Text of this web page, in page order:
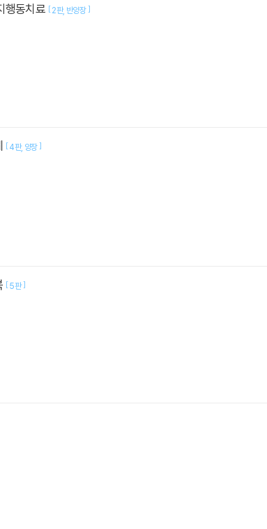
인지행동치료 [2판 반양장]
[4판 양장]
[5판]